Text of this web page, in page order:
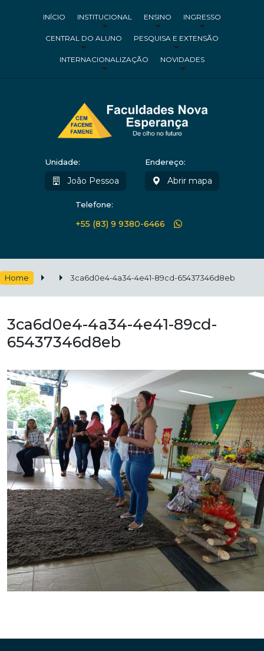
INÍCIO INSTITUCIONAL ENSINO INGRESSO
CENTRAL DO ALUNO PESQUISA E EXTENSÃO
INTERNACIONALIZAÇÃO NOVIDADES
Unidade:
João Pessoa
Endereço:
Abrir mapa
Telefone:
+55 (83) 9 9380-6466
Home 3ca6d0e4-4a34-4e41-89cd-65437346d8eb
3ca6d0e4-4a34-4e41-89cd-
65437346d8eb